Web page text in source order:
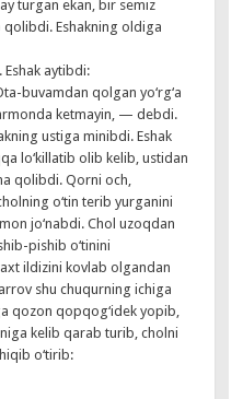
turgan ekan, bir semiz
qolibdi. Eshakning oldiga
aytibdi:
buvamdan qolgan yo‘rg‘a
ketmayin, — debdi.
ustiga minibdi. Eshak
lo‘killatib olib kelib, ustidan
qolibdi. Qorni och,
o‘tin terib yurganini
jo‘nabdi. Chol uzoqdan
pishib o‘tinini
ildizini kovlab olgandan
shu chuqurning ichiga
qozon qopqog‘idek yopib,
kelib qarab turib, cholni
o‘tirib: